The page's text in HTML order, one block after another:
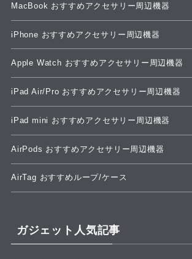
MacBook おすすめアクセサリー周辺機器
iPhone おすすめアクセサリー周辺機器
Apple Watch おすすめアクセサリー周辺機器
iPad Air/Pro おすすめアクセサリー周辺機器
iPad mini おすすめアクセサリー周辺機器
AirPods おすすめアクセサリー周辺機器
AirTag おすすめループ/ケース
ガジェット人気記事